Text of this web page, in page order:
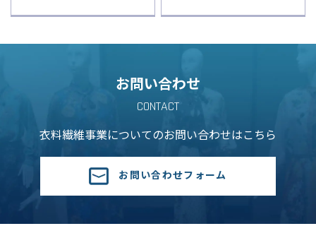
お問い合わせ
CONTACT
衣料繊維事業についてのお問い合わせはこちら
お問い合わせフォーム